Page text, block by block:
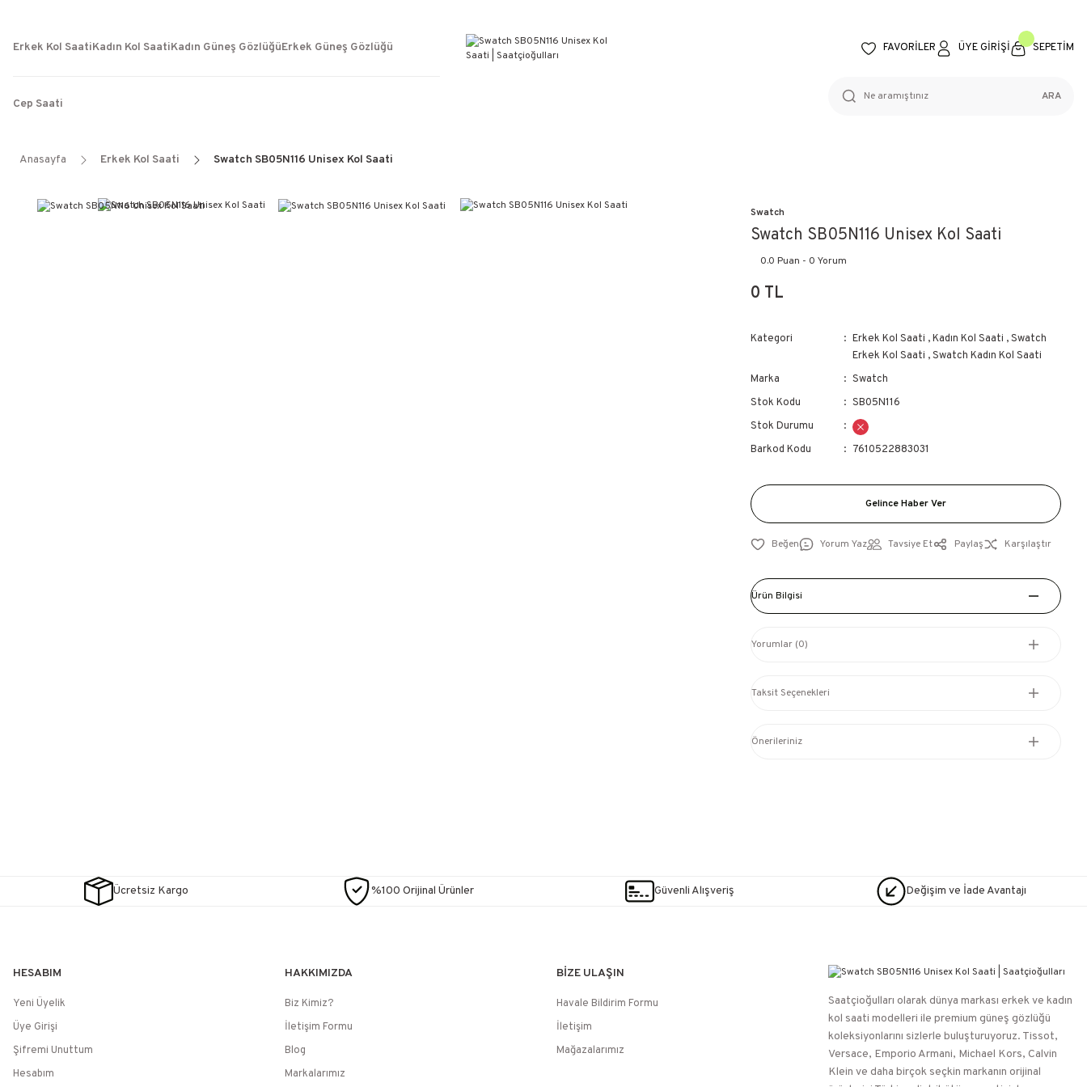
WEB SİTESİNE ÖZEL FİYATLAR
KAÇIRILMAYACAK FIRSATLAR
Erkek Kol SaatiKadın Kol SaatiKadın Güneş GözlüğüErkek Güneş Gözlüğü
Cep Saati
FAVORİLER ÜYE GİRİŞİ SEPETİM
ARA
Anasayfa Erkek Kol Saati Swatch SB05N116 Unisex Kol Saati
Swatch
Swatch SB05N116 Unisex Kol Saati
0.0 Puan - 0 Yorum
0 TL
Kategori Erkek Kol Saati ,Kadın Kol Saati ,Swatch
Erkek Kol Saati ,Swatch Kadın Kol Saati
Marka
Swatch
Stok Kodu
SB05N116
Stok Durumu
Barkod Kodu
7610522883031
Gelince Haber Ver
Yorum Yaz Tavsiye Et Paylaş Karşılaştır
Ürün Bilgisi
Yorumlar (0)
Taksit Seçenekleri
Önerileriniz
Ücretsiz Kargo %100 Orijinal Ürünler Güvenli Alışveriş Değişim ve İade Avantajı
HESABIM
Yeni Üyelik
Üye Girişi
Şifremi Unuttum
Hesabım
HAKKIMIZDA
Biz Kimiz?
İletişim Formu
Blog
Markalarımız
BİZE ULAŞIN
Havale Bildirim Formu
İletişim
Mağazalarımız
Saatçioğulları⁠ olarak dünya markası erkek ve kadın
kol saati modelleri ile premium güneş gözlüğü
koleksiyonlarını sizlerle buluşturuyoruz. Tissot,
Versace, Emporio Armani, Michael Kors, Calvin
Klein ve daha birçok seçkin markanın orijinal